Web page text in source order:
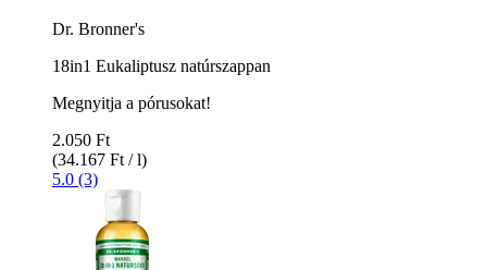
Dr. Bronner's
18in1 Eukaliptusz natúrszappan
Megnyitja a pórusokat!
2.050 Ft
(34.167 Ft / l)
5.0 (3)